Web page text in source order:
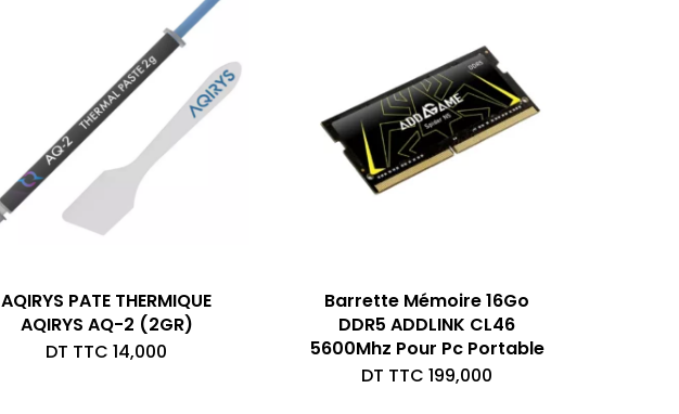
AQIRYS PATE THERMIQUE
AQIRYS AQ-2 (2GR)
DT TTC 14,000
Barrette Mémoire 16Go
DDR5 ADDLINK CL46
5600Mhz Pour Pc Portable
DT TTC 199,000